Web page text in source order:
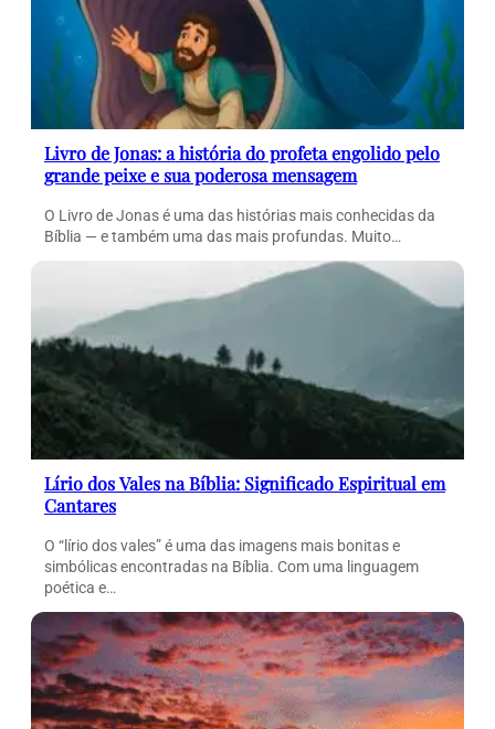
Livro de Jonas: a história do profeta engolido pelo
grande peixe e sua poderosa mensagem
O Livro de Jonas é uma das histórias mais conhecidas da
Bíblia — e também uma das mais profundas. Muito…
Lírio dos Vales na Bíblia: Significado Espiritual em
Cantares
O “lírio dos vales” é uma das imagens mais bonitas e
simbólicas encontradas na Bíblia. Com uma linguagem
poética e…